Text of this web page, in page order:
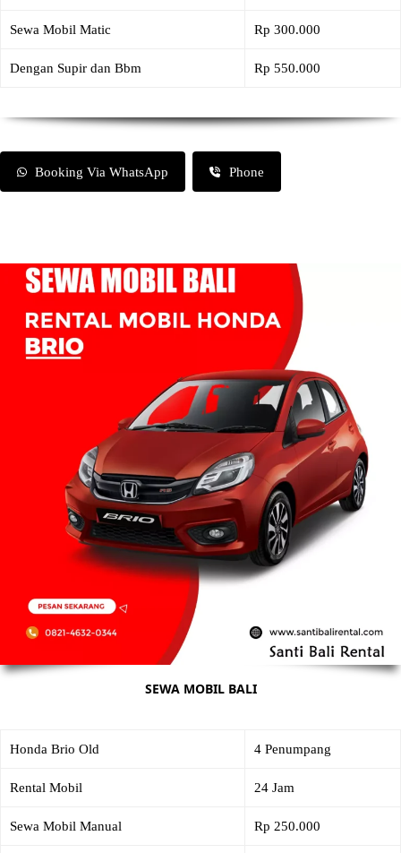
Sewa Mobil Matic Rp 300.000
Dengan Supir dan Bbm Rp 550.000
Booking Via WhatsApp Phone
SEWA MOBIL BALI
Honda Brio Old 4 Penumpang
Rental Mobil 24 Jam
Sewa Mobil Manual Rp 250.000